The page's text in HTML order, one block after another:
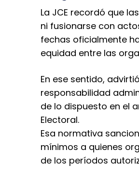
La JCE recordó que
ni fusionarse con
fechas oficialmente
equidad entre las
En ese sentido,
responsabilidad
de lo dispuesto en el
Electoral.
Esa normativa
mínimos a quienes
de los períodos